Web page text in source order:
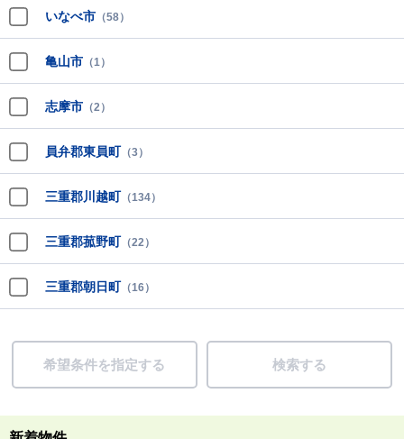
いなべ市 （58）
亀山市 （1）
志摩市 （2）
員弁郡東員町 （3）
三重郡川越町 （134）
三重郡菰野町 （22）
三重郡朝日町 （16）
希望条件を指定する 検索する